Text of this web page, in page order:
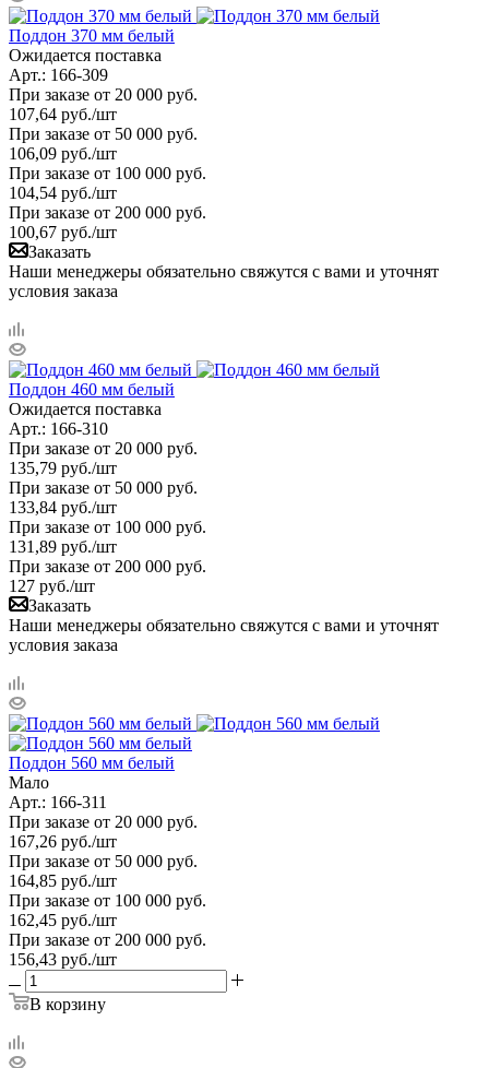
Поддон 370 мм белый
Ожидается поставка
Арт.: 166-309
При заказе от 20 000 руб.
107,64 руб./шт
При заказе от 50 000 руб.
106,09 руб./шт
При заказе от 100 000 руб.
104,54 руб./шт
При заказе от 200 000 руб.
100,67 руб./шт
Заказать
Наши менеджеры обязательно свяжутся с вами и уточнят
условия заказа
Поддон 460 мм белый
Ожидается поставка
Арт.: 166-310
При заказе от 20 000 руб.
135,79 руб./шт
При заказе от 50 000 руб.
133,84 руб./шт
При заказе от 100 000 руб.
131,89 руб./шт
При заказе от 200 000 руб.
127 руб./шт
Заказать
Наши менеджеры обязательно свяжутся с вами и уточнят
условия заказа
Поддон 560 мм белый
Мало
Арт.: 166-311
При заказе от 20 000 руб.
167,26 руб./шт
При заказе от 50 000 руб.
164,85 руб./шт
При заказе от 100 000 руб.
162,45 руб./шт
При заказе от 200 000 руб.
156,43 руб./шт
В корзину